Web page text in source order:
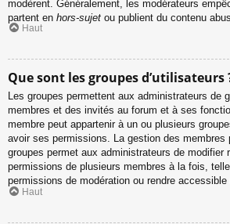
modèrent. Généralement, les modérateurs
partent en hors-sujet ou publient du contenu
Haut
Que sont les groupes d’utilisateurs
Les groupes permettent aux administrateurs de
membres et des invités au forum et à ses
membre peut appartenir à un ou plusieurs
avoir ses permissions. La gestion des membres
groupes permet aux administrateurs de modifier
permissions de plusieurs membres à la fois,
permissions de modération ou rendre accessible
Haut